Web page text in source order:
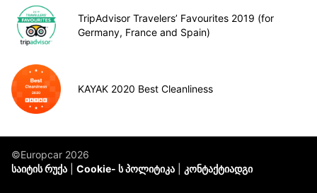
TripAdvisor Travelers’ Favourites 2019 (for
Germany, France and Spain)
KAYAK 2020 Best Cleanliness
©Europcar 2026
საიტის რუქა
Cookie- ს პოლიტიკა კონტაქტიადგი